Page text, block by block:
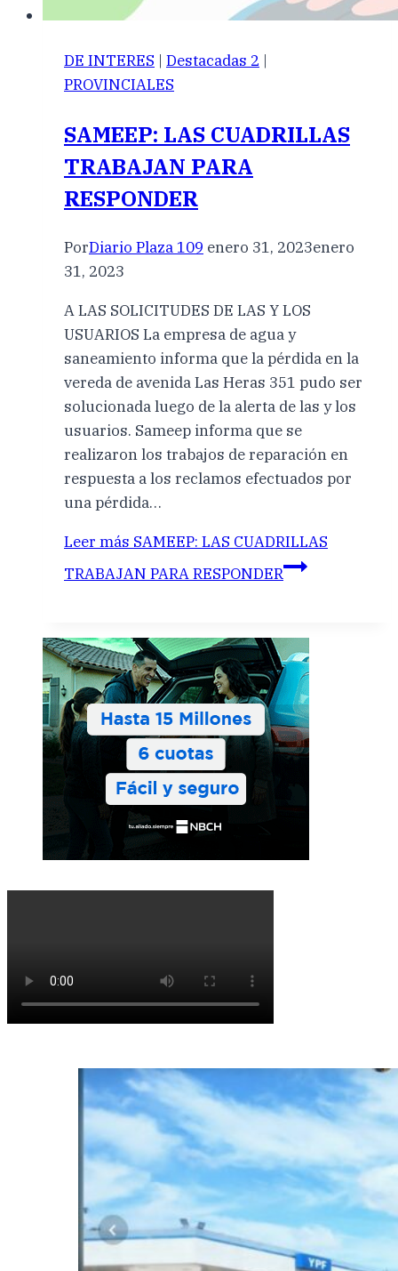
DE INTERES | Destacadas 2 |
PROVINCIALES
SAMEEP: LAS CUADRILLAS
TRABAJAN PARA
RESPONDER
PorDiario Plaza 109 enero 31, 2023enero
31, 2023
A LAS SOLICITUDES DE LAS Y LOS
USUARIOS La empresa de agua y
saneamiento informa que la pérdida en la
vereda de avenida Las Heras 351 pudo ser
solucionada luego de la alerta de las y los
usuarios. Sameep informa que se
realizaron los trabajos de reparación en
respuesta a los reclamos efectuados por
una pérdida…
Leer más SAMEEP: LAS CUADRILLAS
TRABAJAN PARA RESPONDER